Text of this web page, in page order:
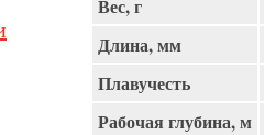
Вес, г
Длина, мм
Плавучесть
Рабочая глубина, м